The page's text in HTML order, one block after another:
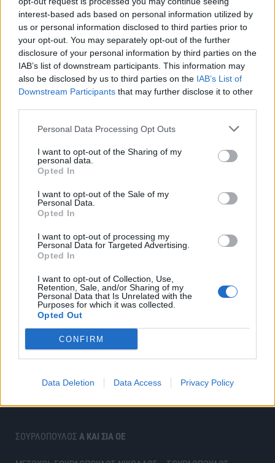
interest-based ads based on personal information utilized by
us or personal information disclosed to third parties prior to
your opt-out. You may separately opt-out of the further
disclosure of your personal information by third parties on the
IAB’s list of downstream participants. This information may
also be disclosed by us to third parties on the IAB’s List of
Downstream Participants that may further disclose it to other
Personal Data Processing Opt Outs
I want to opt-out of the Sharing of my
personal data.
Opted In
I want to opt-out of the Sale of my
Personal Data.
Opted In
I want to opt-out of processing my
Personal Data for Targeted Advertising.
Opted In
I want to opt-out of Collection, Use,
Retention, Sale, and/or Sharing of my
Personal Data that Is Unrelated with the
Purposes for which it was collected.
Opted Out
CONFIRM
Data Deletion Data Access Privacy Policy
ΣΟΥΡΛΟΠΟΥΛΟΣ Α ΚΑΙ ΣΙΑ ΟΕ